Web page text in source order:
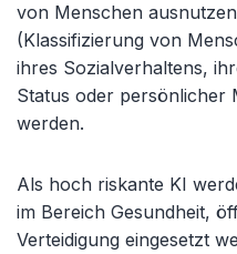
von Menschen
(Klassifizierung von
ihres Sozialverhaltens,
Status oder persönlicher
werden.
Als hoch riskante KI
im Bereich Gesundheit,
Verteidigung eingesetzt